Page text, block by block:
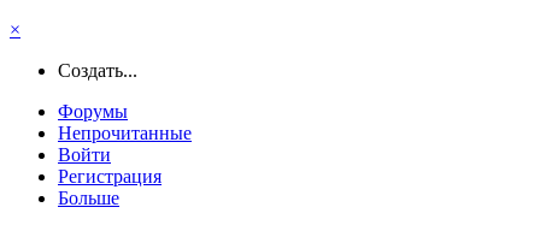
×
Создать...
Форумы
Непрочитанные
Войти
Регистрация
Больше